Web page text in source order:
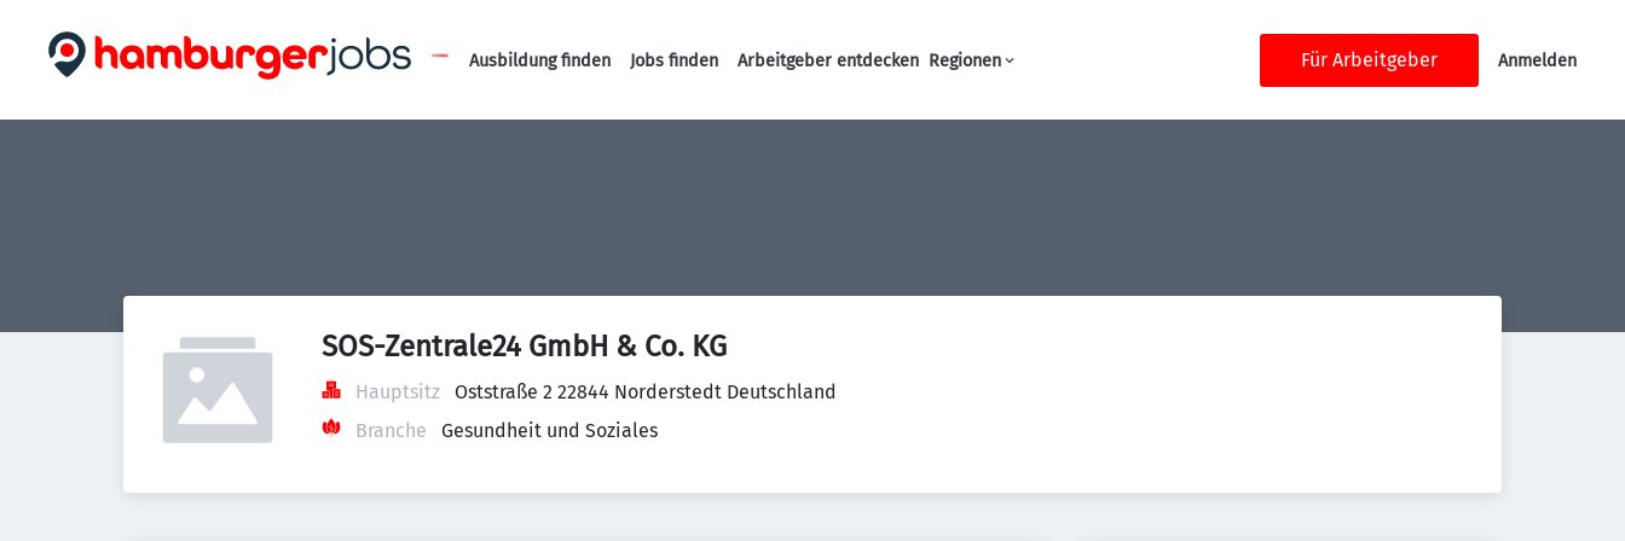
Haupt-Navigation
Ausbildung finden Jobs finden Arbeitgeber entdecken Regionen Für Arbeitgeber Anmelden
SOS-Zentrale24 GmbH & Co. KG
Hauptsitz
Oststraße 2 22844 Norderstedt Deutschland
Branche
Gesundheit und Soziales